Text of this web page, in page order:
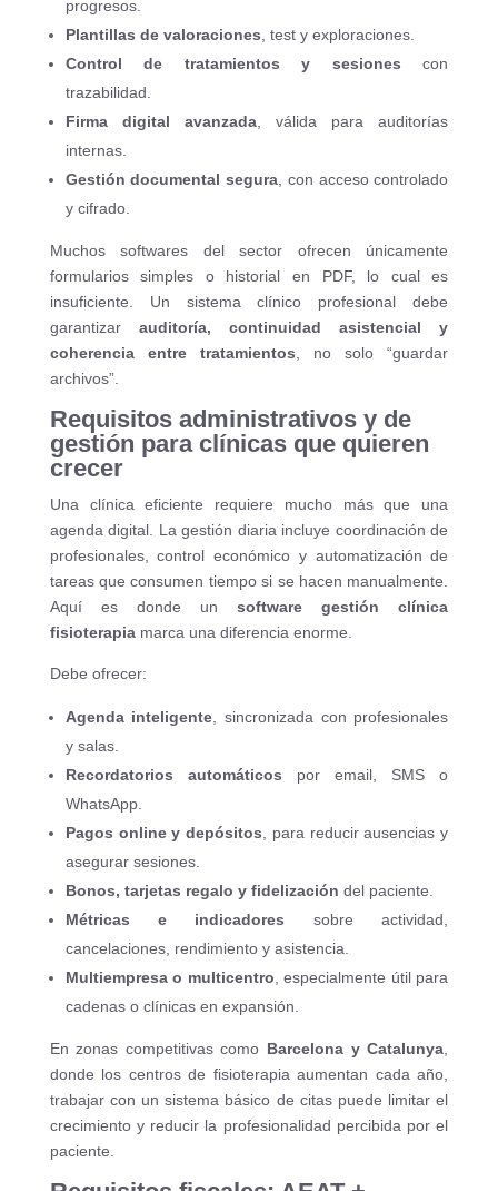
progresos.
Plantillas de valoraciones, test y exploraciones.
Control de tratamientos y sesiones con
trazabilidad.
Firma digital avanzada, válida para auditorías
internas.
Gestión documental segura, con acceso controlado
y cifrado.
Muchos softwares del sector ofrecen únicamente
formularios simples o historial en PDF, lo cual es
insuficiente. Un sistema clínico profesional debe
garantizar auditoría, continuidad asistencial y
coherencia entre tratamientos, no solo “guardar
archivos”.
Requisitos administrativos y de
gestión para clínicas que quieren
crecer
Una clínica eficiente requiere mucho más que una
agenda digital. La gestión diaria incluye coordinación de
profesionales, control económico y automatización de
tareas que consumen tiempo si se hacen manualmente.
Aquí es donde unsoftware gestión clínica
fisioterapiamarca una diferencia enorme.
Debe ofrecer:
Agenda inteligente, sincronizada con profesionales
y salas.
Recordatorios automáticos por email, SMS o
WhatsApp.
Pagos online y depósitos, para reducir ausencias y
asegurar sesiones.
Bonos, tarjetas regalo y fidelización del paciente.
Métricas e indicadores sobre actividad,
cancelaciones, rendimiento y asistencia.
Multiempresa o multicentro, especialmente útil para
cadenas o clínicas en expansión.
En zonas competitivas como Barcelona y Catalunya,
donde los centros de fisioterapia aumentan cada año,
trabajar con un sistema básico de citas puede limitar el
crecimiento y reducir la profesionalidad percibida por el
paciente.